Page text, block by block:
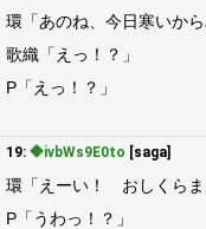
環「あのね、今日寒いか
歌織「えっ！？」
P「えっ！？」
19: ◆ivbWs9E0to [saga]
環「えーい！ おしくらま
P「うわっ！？」